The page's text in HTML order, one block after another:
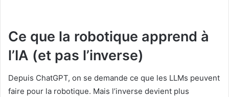
Ce que la robotique apprend à
l’IA (et pas l’inverse)
Depuis ChatGPT, on se demande ce que les LLMs peuvent
faire pour la robotique. Mais l’inverse devient plus